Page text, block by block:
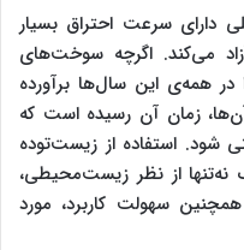
سرعت احتراق بسیار
می‌کند. اگرچه سوخت‌های
در همه‌ی این سال‌ها برآورده
زمان آن رسیده است که
شود. استفاده از زیست‌توده
نه‌تنها از نظر زیست‌محیطی،
سهولت کاربرد، مورد